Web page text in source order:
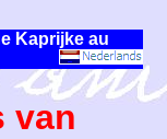
Kaprijke au